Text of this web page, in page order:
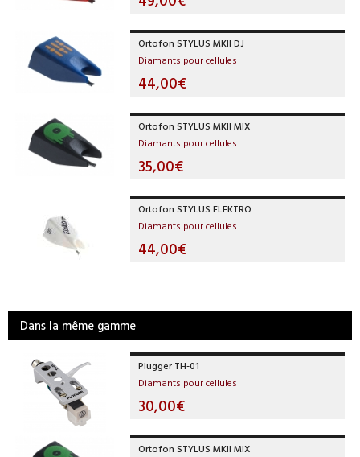
Ortofon STYLUS MKII DJ
Diamants pour cellules
44,00€
Ortofon STYLUS MKII MIX
Diamants pour cellules
35,00€
Ortofon STYLUS ELEKTRO
Diamants pour cellules
44,00€
Dans la même gamme
Plugger TH-01
Diamants pour cellules
30,00€
Ortofon STYLUS MKII MIX